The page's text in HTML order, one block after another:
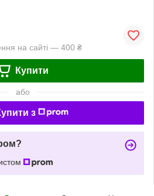
на сайті — 400 ₴
Купити
або
з